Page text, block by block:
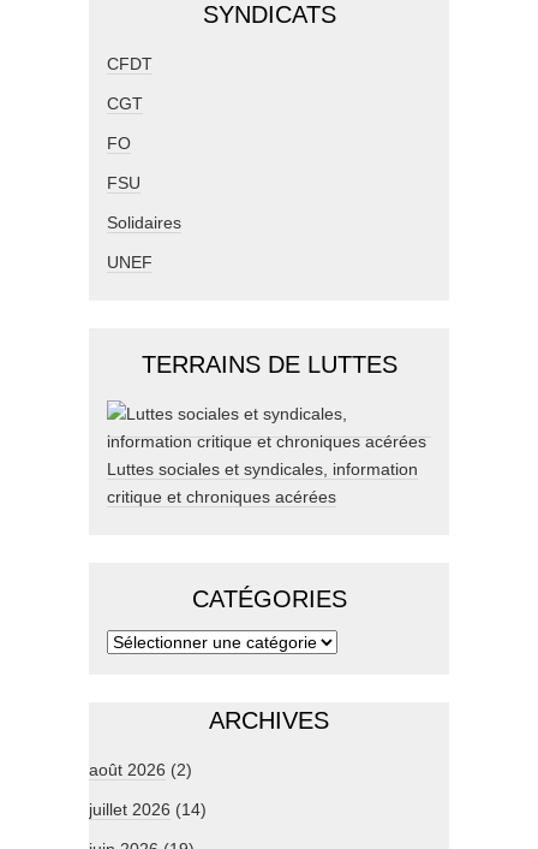
SYNDICATS
CFDT
CGT
FO
FSU
Solidaires
UNEF
TERRAINS DE LUTTES
Luttes sociales et syndicales, information
critique et chroniques acérées
CATÉGORIES
ARCHIVES
août 2026 (2)
juillet 2026 (14)